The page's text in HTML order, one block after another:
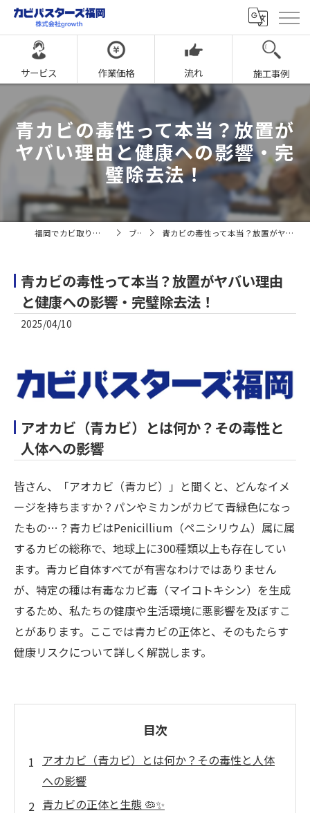
サービス 作業価格 流れ 施工事例
青カビの毒性って本当？放置が
ヤバい理由と健康への影響・完
璧除去法！
福岡でカビ取りならカビバスターズ福岡 ブログ 青カビの毒性って本当？放置がヤバい理由と健康への影響・完璧除去法！
青カビの毒性って本当？放置がヤバい理由
と健康への影響・完璧除去法！
2025/04/10
アオカビ（青カビ）とは何か？その毒性と
人体への影響
皆さん、「アオカビ（青カビ）」と聞くと、どんなイメ
ージを持ちますか？パンやミカンがカビて青緑色になっ
たもの…？青カビはPenicillium（ペニシリウム）属に属
するカビの総称で、地球上に300種類以上も存在してい
ます。青カビ自体すべてが有害なわけではありません
が、特定の種は有毒なカビ毒（マイコトキシン）を生成
するため、私たちの健康や生活環境に悪影響を及ぼすこ
とがあります。ここでは青カビの正体と、そのもたらす
健康リスクについて詳しく解説します。
目次
アオカビ（青カビ）とは何か？その毒性と人体
への影響
青カビの正体と生態 🦠✨